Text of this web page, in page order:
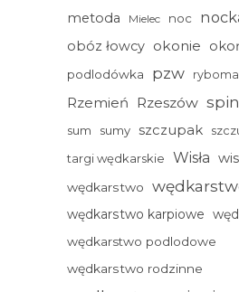
metoda
Mielec noc
obóz łowcy okonie
podlodówka pzw
Rzemień Rzeszów
sum
sumy szczupak
targi wędkarskie Wisła
wędkarstwo
wędkarstwo karpiowe
wędkarstwo podlodowe
wędkarstwo rodzinne